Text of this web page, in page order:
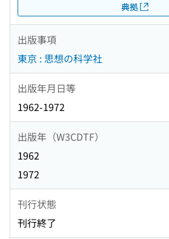
典拠
出版事項
東京 : 思想の科学社
出版年月日等
1962-1972
出版年（W3CDTF）
1962
1972
刊行状態
刊行終了